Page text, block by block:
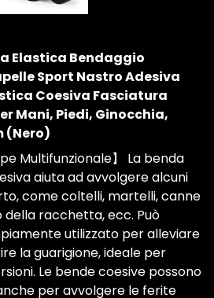
Elastica Bendaggio
Sport Nastro Adesiva
Coesiva Fasciatura
Mani, Piedi, Ginocchia,
(Nero)
Multifunzionale】 La benda
aiuta ad avvolgere alcuni
come coltelli, martelli, canne
della racchetta, ecc. Può
utilizzato per alleviare
la guarigione, ideale per
Le bende coesive possono
per avvolgere le ferite